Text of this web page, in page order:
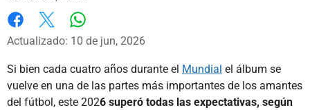
Facebook
X Whatsapp
Actualizado: 10 de jun, 2026
Si bien cada cuatro años durante el Mundial el álbum se
vuelve en una de las partes más importantes de los amantes
del fútbol, este 2026 superó todas las expectativas, según